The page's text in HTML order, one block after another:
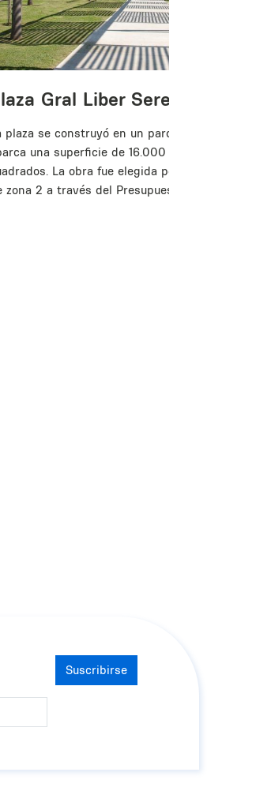
Gral Liber Seregni
plaza se construyó en un parque urbano que
una superficie de 16.000 metros
La obra fue elegida por los vecinos
zona 2 a través del Presupuesto Participativo.
Suscribirse